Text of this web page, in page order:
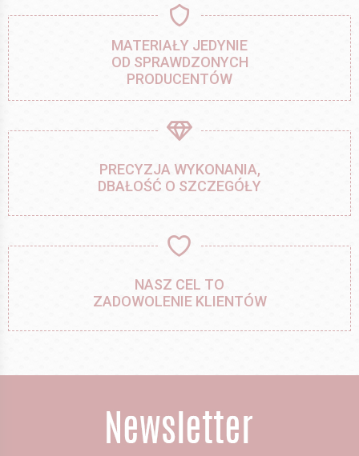
MATERIAŁY JEDYNIE
OD SPRAWDZONYCH
PRODUCENTÓW
PRECYZJA WYKONANIA,
DBAŁOŚĆ O SZCZEGÓŁY
NASZ CEL TO
ZADOWOLENIE KLIENTÓW